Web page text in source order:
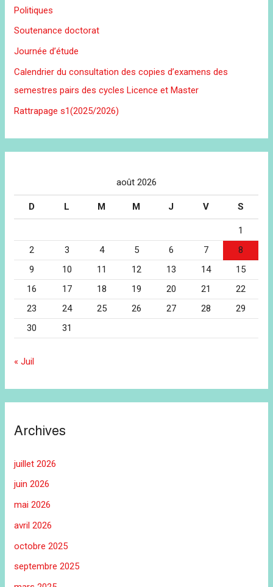
Politiques
Soutenance doctorat
Journée d’étude
Calendrier du consultation des copies d’examens des
semestres pairs des cycles Licence et Master
Rattrapage s1(2025/2026)
août 2026
D L M M J V S
1
2
3 4 5 6 7
8
9
10 11 12 13 14
15
16
17 18 19 20 21
22
23
24 25 26 27 28
29
30
31
« Juil
Archives
juillet 2026
juin 2026
mai 2026
avril 2026
octobre 2025
septembre 2025